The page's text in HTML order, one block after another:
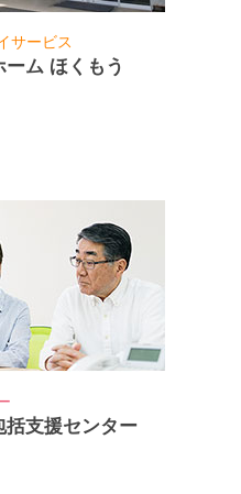
サービス
ム ほくもう
括支援センター